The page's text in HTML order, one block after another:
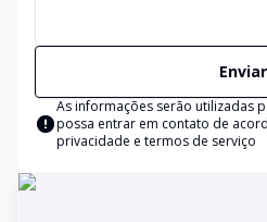
Enviar
As informações serão utilizadas
possa entrar em contato de
privacidade e termos de serviço